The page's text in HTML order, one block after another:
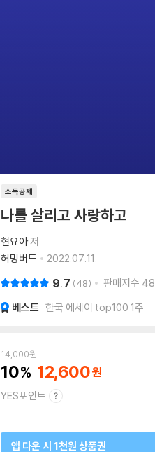
소득공제
나를 살리고 사랑하고
현요아저
허밍버드
2022.07.11.
9.7 48 판매지수 48
베스트 한국 에세이 top100 1주
14,000원
10 12,600
YES포인트
앱 다운 시 1천원 상품권